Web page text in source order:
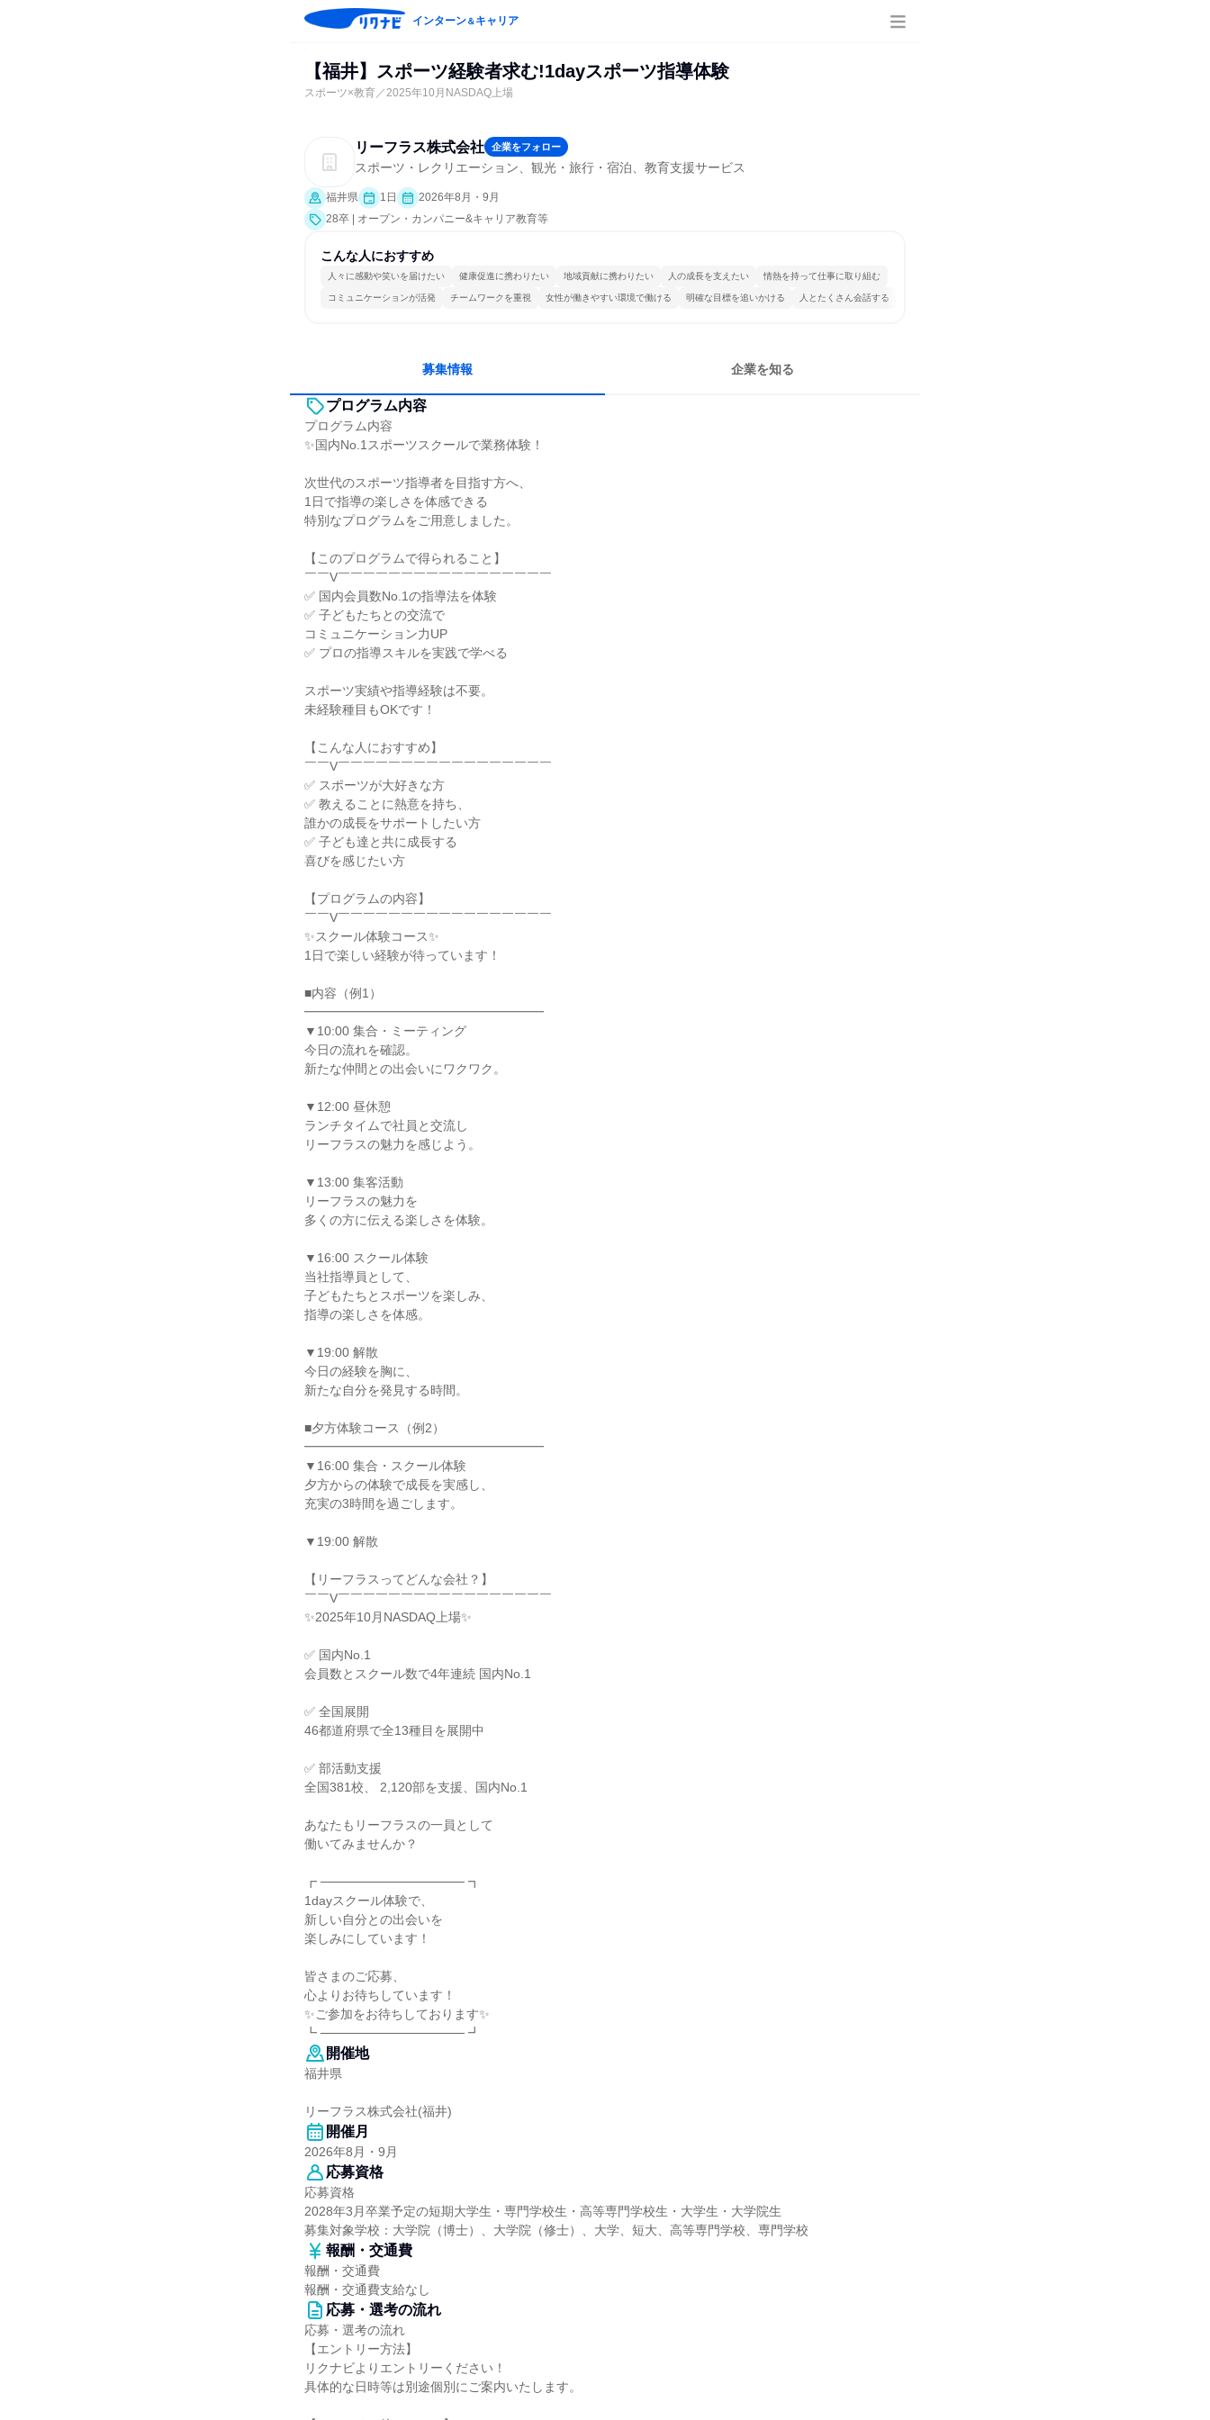
インターン＆キャリア
【福井】スポーツ経験者求む!1dayスポーツ指導体験
スポーツ×教育／2025年10月NASDAQ上場
リーフラス株式会社 企業をフォロー
スポーツ・レクリエーション、観光・旅行・宿泊、教育支援サービス
福井県 1日
2026年8月・9月
28卒 | オープン・カンパニー&キャリア教育等
こんな人におすすめ
人々に感動や笑いを届けたい 健康促進に携わりたい 地域貢献に携わりたい 人の成長を支えたい 情熱を持って仕事に取り組む
コミュニケーションが活発 チームワークを重視 女性が働きやすい環境で働ける 明確な目標を追いかける 人とたくさん会話する
募集情報 企業を知る
プログラム内容
プログラム内容
✨国内No.1スポーツスクールで業務体験！
次世代のスポーツ指導者を目指す方へ、
1日で指導の楽しさを体感できる
特別なプログラムをご用意しました。
【このプログラムで得られること】
￣￣V￣￣￣￣￣￣￣￣￣￣￣￣￣￣￣￣￣
✅ 国内会員数No.1の指導法を体験
✅ 子どもたちとの交流で
コミュニケーション力UP
✅ プロの指導スキルを実践で学べる
スポーツ実績や指導経験は不要。
未経験種目もOKです！
【こんな人におすすめ】
￣￣V￣￣￣￣￣￣￣￣￣￣￣￣￣￣￣￣￣
✅ スポーツが大好きな方
✅ 教えることに熱意を持ち、
誰かの成長をサポートしたい方
✅ 子ども達と共に成長する
喜びを感じたい方
【プログラムの内容】
￣￣V￣￣￣￣￣￣￣￣￣￣￣￣￣￣￣￣￣
✨スクール体験コース✨
1日で楽しい経験が待っています！
■内容（例1）
━━━━━━━━━━━━━━━━━━━
▼10:00 集合・ミーティング
今日の流れを確認。
新たな仲間との出会いにワクワク。
▼12:00 昼休憩
ランチタイムで社員と交流し
リーフラスの魅力を感じよう。
▼13:00 集客活動
リーフラスの魅力を
多くの方に伝える楽しさを体験。
▼16:00 スクール体験
当社指導員として、
子どもたちとスポーツを楽しみ、
指導の楽しさを体感。
▼19:00 解散
今日の経験を胸に、
新たな自分を発見する時間。
■夕方体験コース（例2）
━━━━━━━━━━━━━━━━━━━
▼16:00 集合・スクール体験
夕方からの体験で成長を実感し、
充実の3時間を過ごします。
▼19:00 解散
【リーフラスってどんな会社？】
￣￣V￣￣￣￣￣￣￣￣￣￣￣￣￣￣￣￣￣
✨2025年10月NASDAQ上場✨
✅ 国内No.1
会員数とスクール数で4年連続 国内No.1
✅ 全国展開
46都道府県で全13種目を展開中
✅ 部活動支援
全国381校、 2,120部を支援、国内No.1
あなたもリーフラスの一員として
働いてみませんか？
┏ ──────────────── ┓
1dayスクール体験で、
新しい自分との出会いを
楽しみにしています！
皆さまのご応募、
心よりお待ちしています！
✨ご参加をお待ちしております✨
┗ ──────────────── ┛
開催地
福井県
リーフラス株式会社(福井)
開催月
2026年8月・9月
応募資格
応募資格
2028年3月卒業予定の短期大学生・専門学校生・高等専門学校生・大学生・大学院生
募集対象学校：大学院（博士）、大学院（修士）、大学、短大、高等専門学校、専門学校
報酬・交通費
報酬・交通費
報酬・交通費支給なし
応募・選考の流れ
応募・選考の流れ
【エントリー方法】
リクナビよりエントリーください！
具体的な日時等は別途個別にご案内いたします。